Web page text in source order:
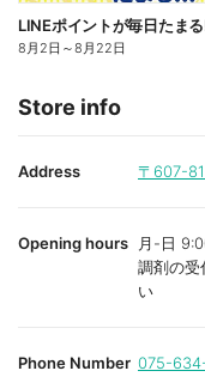
LINEポイントが毎日たま
8月2日 ～8月22日
Store info
Address 〒607-
Opening hours
月-日
調剤の受
い
Phone Number 075-